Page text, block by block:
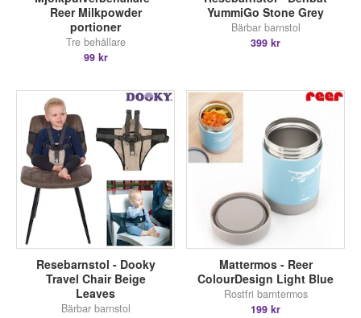
Reer Milkpowder
portioner
Tre behållare
99 kr
YummiGo Stone Grey
Bärbar barnstol
399 kr
Resebarnstol - Dooky
Travel Chair Beige
Leaves
Bärbar barnstol
Mattermos - Reer
ColourDesign Light Blue
Rostfri barntermos
199 kr